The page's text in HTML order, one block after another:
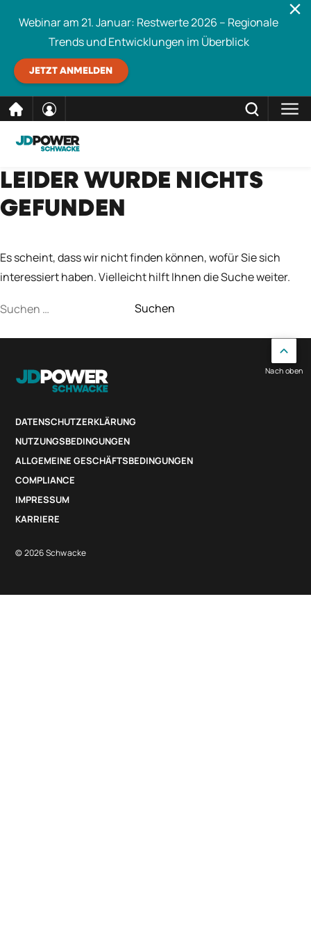
direkt
zum
Inhalt
Webinar am 21. Januar: Restwerte 2026 – Regionale
Trends und Entwicklungen im Überblick
JETZT ANMELDEN
Schwacke durchsuchen SCHLIESSEN
LEIDER WURDE NICHTS
GEFUNDEN
Es scheint, dass wir nicht finden können, wofür Sie sich
interessiert haben. Vielleicht hilft Ihnen die Suche weiter.
Suchen
DATENSCHUTZERKLÄRUNG
NUTZUNGSBEDINGUNGEN
ALLGEMEINE GESCHÄFTSBEDINGUNGEN
COMPLIANCE
IMPRESSUM
KARRIERE
© 2026 Schwacke
Nach oben